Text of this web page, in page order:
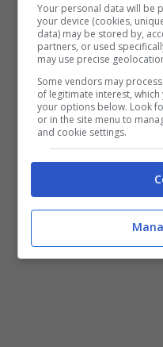
mammografico
scoprire un
ancora di pochi
guarigione e una
migliore qualità di
Your personal data will be
your device (cookies,
data) may be stored by,
partners, or used
may use precise
Some vendors may
of legitimate interest,
your options below. Look
or in the site menu to
and cookie settings.